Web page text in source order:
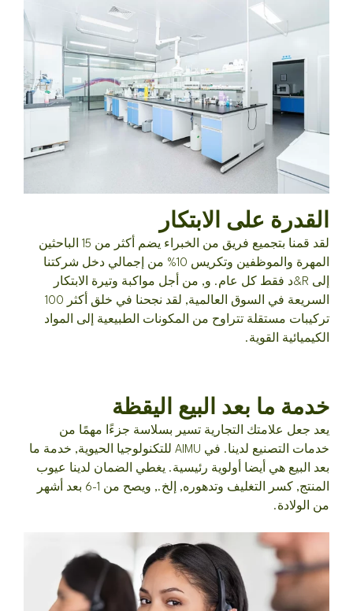
القدرة على الابتكار
لقد قمنا بتجميع فريق من الخبراء يضم أكثر من 15 الباحثين
المهرة والموظفين وتكريس 10% من إجمالي دخل شركتنا
إلى R&د فقط كل عام. و, من أجل مواكبة وتيرة الابتكار
السريعة في السوق العالمية, لقد نجحنا في خلق أكثر 100
تركيبات مستقلة تتراوح من المكونات الطبيعية إلى المواد
الكيميائية القوية.
خدمة ما بعد البيع اليقظة
يعد جعل علامتك التجارية تسير بسلاسة جزءًا مهمًا من
خدمات التصنيع لدينا. في AIMU للتكنولوجيا الحيوية, خدمة ما
بعد البيع هي أيضا أولوية رئيسية. يغطي الضمان لدينا عيوب
المنتج, كسر التغليف وتدهوره, إلخ., ويصح من 1-6 بعد أشهر
من الولادة.